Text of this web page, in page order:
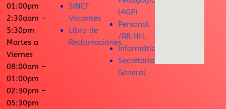
01:00pm
2:30aam –
5:30pm
Martes a
Viernes
08:00am –
01:00pm
02:30pm –
05:30pm
SINET
Vacantes
Libro de
Reclamaciones
(AGP)
Personal
/RR.HH.
Informática
Secretaría
General